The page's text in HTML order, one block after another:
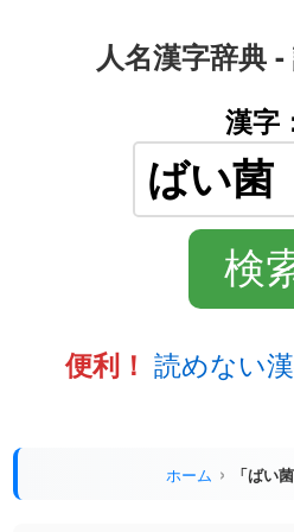
人名漢字辞典
漢字
便利！ 読めない
ホーム 「ばい